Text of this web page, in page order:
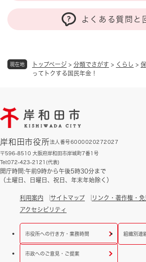
現在地 トップページ > 分類でさがす > くらし >
ってトクする国民年金！
よくある質問と
岸和田市役所法人番号6000020272027
〒596-8510 大阪府岸和田市岸城町7番1号
Tel:072-423-2121(代表)
開庁時間:午前9時から午後5時30分まで
（土曜日、日曜日、祝日、年末年始除く）
利用案内 サイトマップ リンク・著作権・
アクセシビリティ
市役所への行き方・業務時間 組織別連
市政へのご意見・ご提案